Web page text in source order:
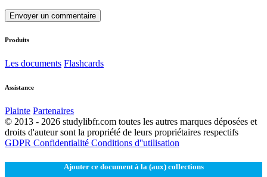
Envoyer un commentaire
Produits
Les documents Flashcards
Assistance
Plainte Partenaires
© 2013 - 2026 studylibfr.com toutes les autres marques déposées et
droits d'auteur sont la propriété de leurs propriétaires respectifs
GDPR Confidentialité Conditions d''utilisation
Ajouter ce document à la (aux) collections